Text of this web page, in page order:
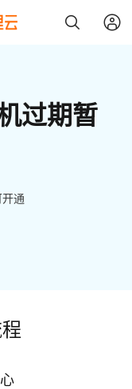
过期暂
通